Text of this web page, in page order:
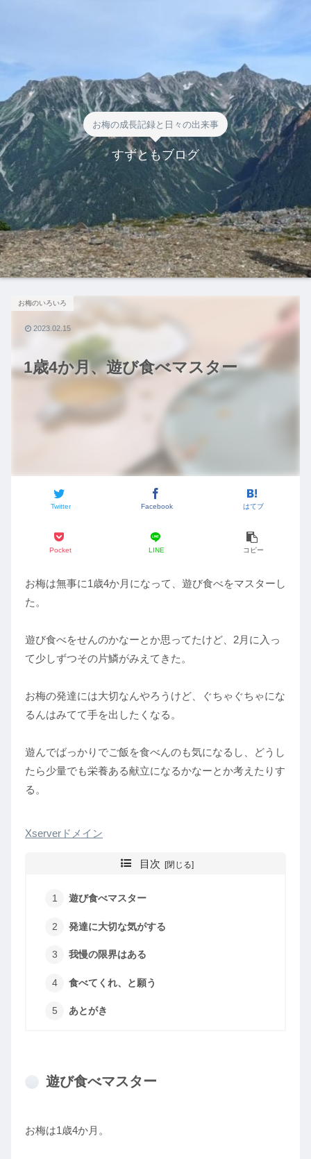
お梅の成長記録と日々の出来事
すずともブログ
1歳4か月、遊び食べマスター
お梅のいろいろ
Twitter Facebook はてブ
Pocket LINE コピー
2023.02.15
お梅は無事に1歳4か月になって、遊び食べをマスターし
た。
遊び食べをせんのかなーとか思ってたけど、2月に入っ
て少しずつその片鱗がみえてきた。
お梅の発達には大切なんやろうけど、ぐちゃぐちゃにな
るんはみてて手を出したくなる。
遊んでばっかりでご飯を食べんのも気になるし、どうし
たら少量でも栄養ある献立になるかなーとか考えたりす
る。
Xserverドメイン
目次
遊び食べマスター
発達に大切な気がする
我慢の限界はある
食べてくれ、と願う
あとがき
遊び食べマスター
お梅は1歳4か月。